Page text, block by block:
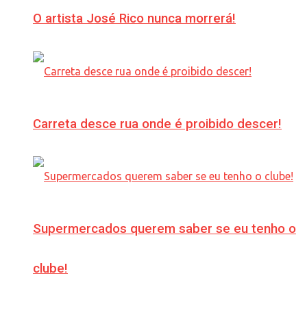
O artista José Rico nunca morrerá!
Carreta desce rua onde é proibido descer!
Supermercados querem saber se eu tenho o
clube!